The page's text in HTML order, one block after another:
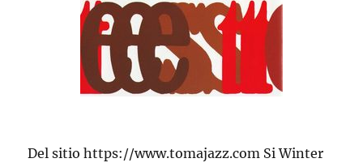
Del sitio https://www.tomajazz.com Si Winter